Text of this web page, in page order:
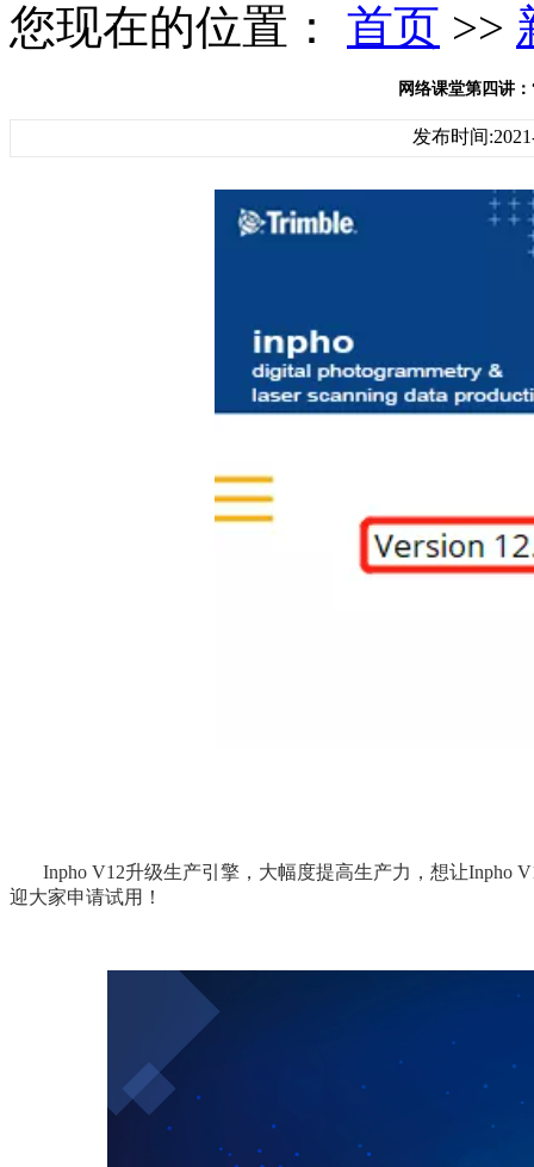
您现在的位置： 首页 >>
网络课堂第四讲
发布时间
Inpho V12升级生产引擎，大幅度提高生产力，想让Inpho
迎大家申请试用！